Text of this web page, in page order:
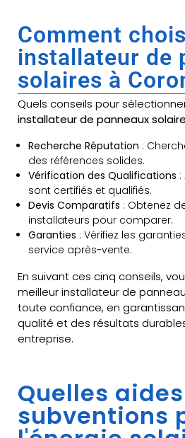
Comment
installateur de
solaires à
Quels conseils pour
installateur de panneaux
Recherche Réputation :
des références solides.
Vérification des Qualifications
sont certifiés et qualifiés.
Devis Comparatifs : Obtenez
installateurs pour comparer.
Garanties : Vérifiez les
service après-vente.
En suivant ces cinq conseils,
meilleur installateur de
toute confiance, en
qualité et des résultats
entreprise.
Quelles
subventions